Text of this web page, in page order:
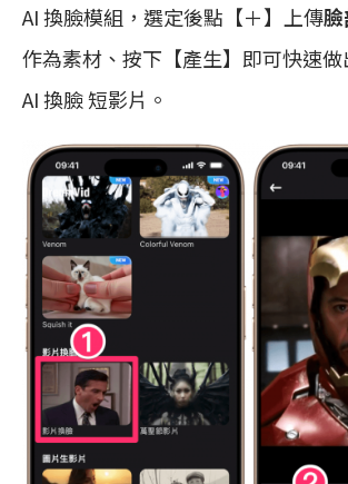
AI 換臉模組，選定後點【＋】上傳
作為素材、按下【產生】即可快速
AI 換臉 短影片。